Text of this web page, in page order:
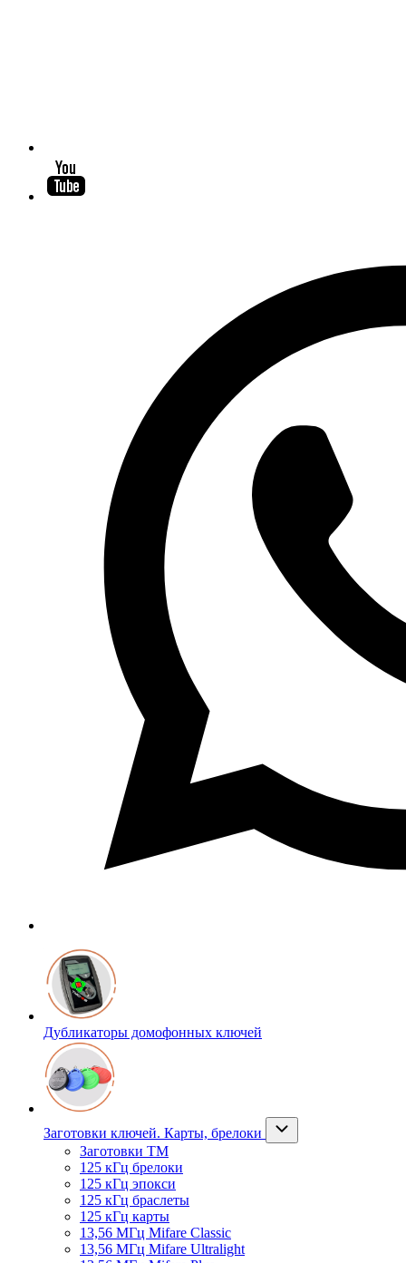
Дубликаторы домофонных ключей
Заготовки ключей. Карты, брелоки
Заготовки ТМ
125 кГц брелоки
125 кГц эпокси
125 кГц браслеты
125 кГц карты
13,56 МГц Mifare Classic
13,56 МГц Mifare Ultralight